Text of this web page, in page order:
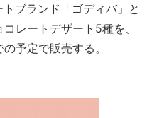
ブランド「ゴディバ」と
レートデザート5種を、
予定で販売する。